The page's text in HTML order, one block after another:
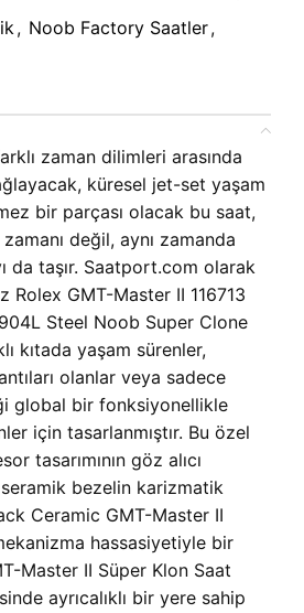
, Noob Factory Saatler,
zaman dilimleri arasında
küresel jet-set yaşam
bir parçası olacak bu saat,
değil, aynı zamanda
da taşır. Saatport.com olarak
Rolex GMT-Master II 116713
Steel Noob Super Clone
kıtada yaşam sürenler,
olanlar veya sadece
global bir fonksiyonellikle
için tasarlanmıştır. Bu özel
tasarımının göz alıcı
bezelin karizmatik
Ceramic GMT-Master II
hassasiyetiyle bir
Master II Süper Klon Saat
ayrıcalıklı bir yere sahip